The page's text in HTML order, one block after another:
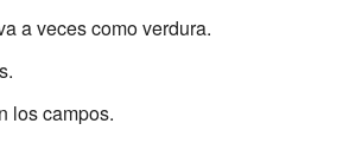
a veces como verdura.
los campos.